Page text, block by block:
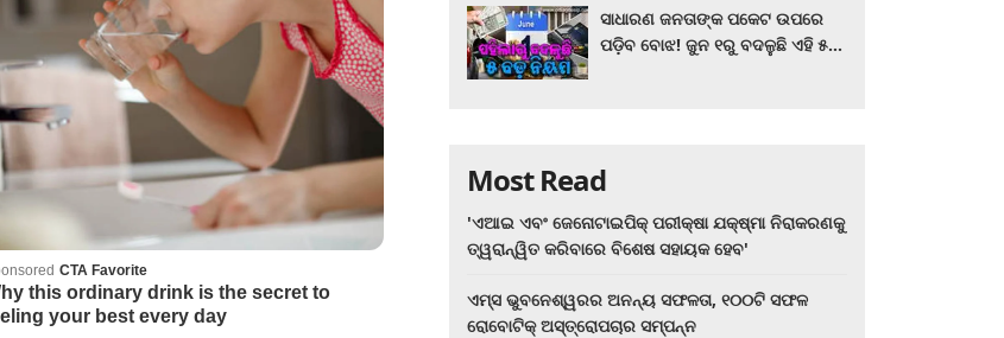
ସାଧାରଣ ଜନତାଙ୍କ ପକେଟ ଉପରେ
ପଡ଼ିବ ବୋଝ! ଜୁନ ୧ରୁ ବଦଳୁଛି ଏହି ୫
Most Read
'ଏଆଇ ଏବଂ ଜେନୋଟାଇପିକ୍ ପରୀକ୍ଷା ଯକ୍ଷ୍ମା ନିରାକରଣକୁ
ତ୍ୱରାନ୍ୱିତ କରିବାରେ ବିଶେଷ ସହାୟକ ହେବ'
ଏମ୍ସ ଭୁବନେଶ୍ୱରର ଅନନ୍ୟ ସଫଳତା, ୧୦୦ଟି ସଫଳ
ରୋବୋଟିକ୍ ଅସ୍ତ୍ରୋପଚାର ସମ୍ପନ୍ନ